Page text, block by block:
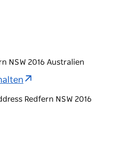
NSW 2016 Australien